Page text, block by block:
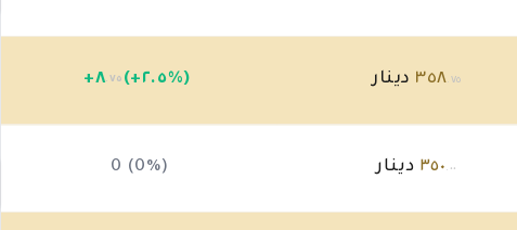
٣٥٨.٧٥ دينار +٨ .٧٥ (+٢.٥%)
٣٥٠.٠٠ دينار 0 (0%)